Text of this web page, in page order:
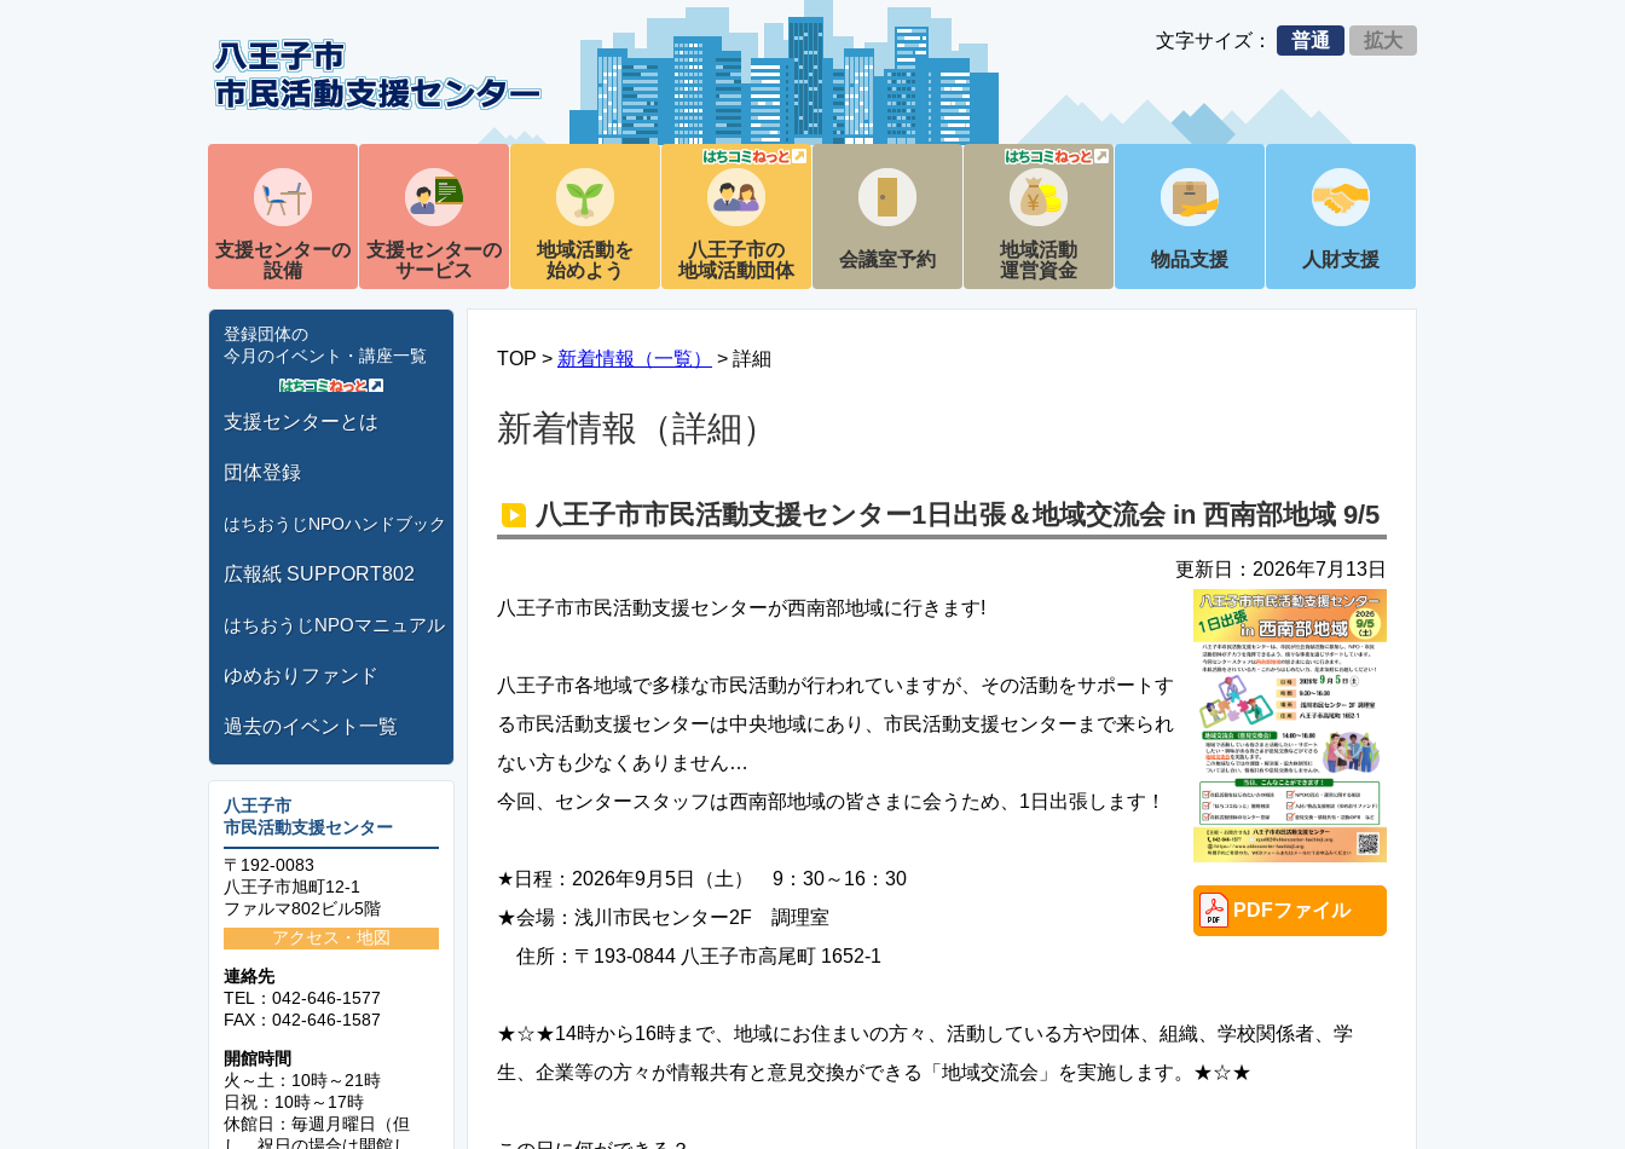
文字サイズ： 普通 拡大
支援センターの
設備
支援センターの
サービス
地域活動を
始めよう
八王子市の
地域活動団体
会議室予約
地域活動
運営資金
物品支援 人財支援
登録団体の
今月のイベント・講座一覧
支援センターとは
団体登録
はちおうじNPOハンドブック
広報紙 SUPPORT802
はちおうじNPOマニュアル
ゆめおりファンド
過去のイベント一覧
八王子市
市民活動支援センター
〒192-0083
八王子市旭町12-1
ファルマ802ビル5階
アクセス・地図
連絡先
TEL：042-646-1577
FAX：042-646-1587
開館時間
火～土：10時～21時
日祝：10時～17時
休館日：毎週月曜日（但
し、祝日の場合は開館し、
TOP > 新着情報（一覧） > 詳細
新着情報（詳細）
八王子市市民活動支援センター1日出張＆地域交流会 in 西南部地域 9/5
更新日： 2026年7月13日
PDFファイル
八王子市市民活動支援センターが西南部地域に行きます!
八王子市各地域で多様な市民活動が行われていますが、その活動をサポートす
る市民活動支援センターは中央地域にあり、市民活動支援センターまで来られ
ない方も少なくありません…
今回、センタースタッフは西南部地域の皆さまに会うため、1日出張します！
★日程：2026年9月5日（土） 9：30～16：30
★会場：浅川市民センター2F 調理室
住所：〒193-0844 八王子市高尾町 1652-1
★☆★14時から16時まで、地域にお住まいの方々、活動している方や団体、組織、学校関係者、学
生、企業等の方々が情報共有と意見交換ができる「地域交流会」を実施します。★☆★